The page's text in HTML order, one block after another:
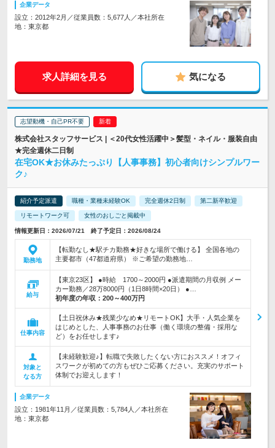
企業データ
設立：2012年2月／従業員数：5,677人／本社所在
地：東京都
求人詳細を見る 気になる
志望動機・自己PR不要
株式会社スタッフサービス | ＜20代女性活躍中＞髪型・ネイル・服装自由
★完全週休二日制
在宅OK★お休みたっぷり【人事事務】初心者向けシンプルワー
ク♪
紹介予定派遣 職種・業種未経験OK 完全週休2日制 第二新卒歓迎
リモートワーク可 女性のおしごと掲載中
情報更新日：2026/07/21 終了予定日：2026/08/24
勤務地
【転勤なし★駅チカ勤務★好きな場所で働ける】 全国各地の
主要都市（47都道府県） ※ご希望の勤務地…
給与
【東京23区】 ●時給 1700～2000円 ●派遣期間の月収例 メー
カー勤務／28万8000円（1日8時間×20日） ●…
初年度の年収： 200～400万円
仕事内容
【土日祝休み★残業少なめ★リモートOK】大手・人気企業を
はじめとした、人事事務のお仕事（働く環境の整備・採用な
ど）をお任せします♪
対象と
なる方
【未経験歓迎♪】転職で失敗したくない方におススメ！オフィ
スワークが初めての方もぜひご応募ください。充実のサポート
体制でお迎えします！
企業データ
設立：1981年11月／従業員数：5,784人／本社所在
地：東京都